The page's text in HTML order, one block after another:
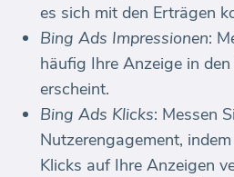
es sich mit den Erträgen
Bing Ads Impressionen:
häufig Ihre Anzeige in
erscheint.
Bing Ads Klicks: Messen
Nutzerengagement,
Klicks auf Ihre Anzeigen